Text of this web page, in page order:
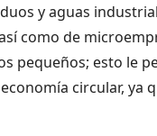
y aguas
como de
pequeños; esto le
circular, ya